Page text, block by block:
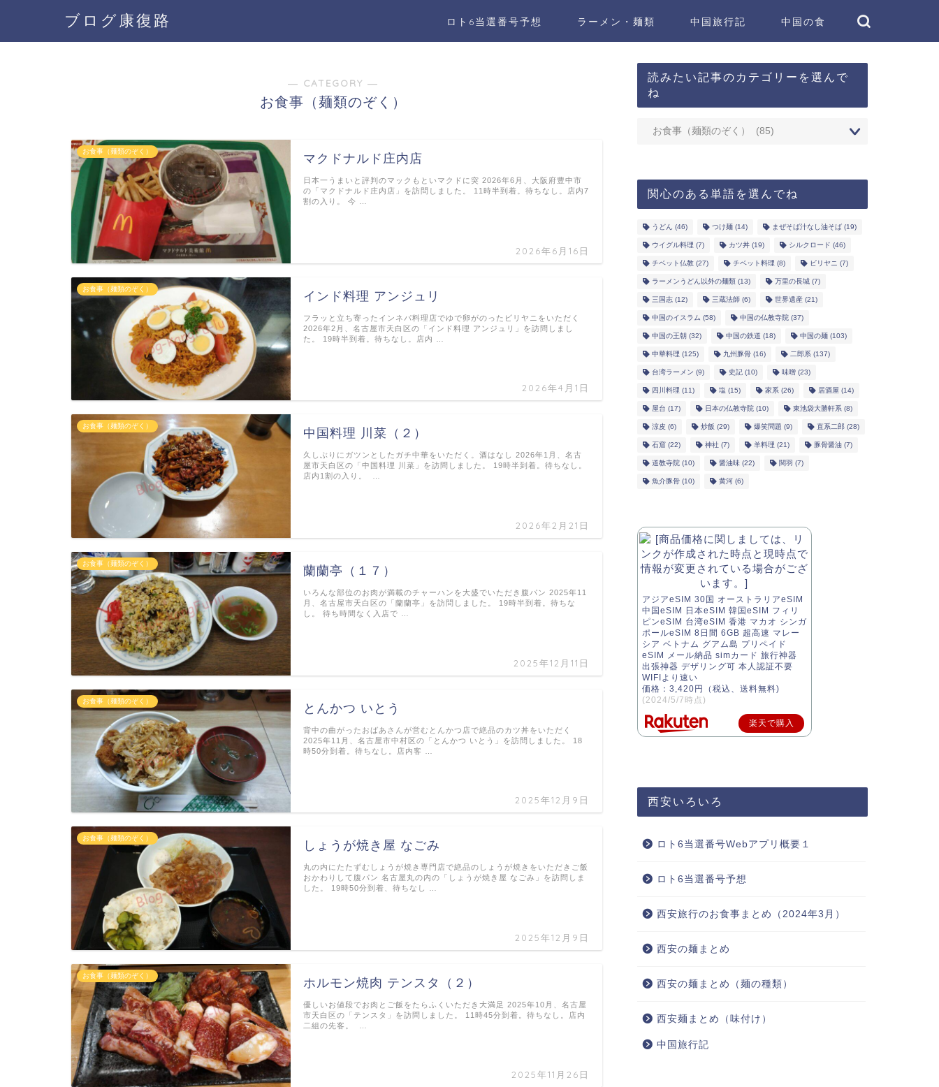
ブログ康復路 ロト6当選番号予想 ラーメン・麺類 中国旅行記 中国の食
― CATEGORY ―
お食事（麺類のぞく）
お食事（麺類のぞく）
マクドナルド庄内店
2026年6月16日
日本一うまいと評判のマックもといマクドに突 2026年6月、大阪府豊中市
の「マクドナルド庄内店」を訪問しました。 11時半到着。待ちなし。店内7
割の入り。 今 …
お食事（麺類のぞく）
インド料理 アンジュリ
2026年4月1日
フラッと立ち寄ったインネパ料理店でゆで卵がのったビリヤニをいただく
2026年2月、名古屋市天白区の「インド料理 アンジュリ」を訪問しまし
た。 19時半到着。待ちなし。店内 …
お食事（麺類のぞく）
中国料理 川菜（２）
2026年2月21日
久しぶりにガツンとしたガチ中華をいただく。酒はなし 2026年1月、名古
屋市天白区の「中国料理 川菜」を訪問しました。 19時半到着。待ちなし。
店内1割の入り。 …
お食事（麺類のぞく）
蘭蘭亭（１７）
2025年12月11日
いろんな部位のお肉が満載のチャーハンを大盛でいただき腹パン 2025年11
月、名古屋市天白区の「蘭蘭亭」を訪問しました。 19時半到着。待ちな
し。 待ち時間なく入店で …
お食事（麺類のぞく）
とんかつ いとう
2025年12月9日
背中の曲がったおばあさんが営むとんかつ店で絶品のカツ丼をいただく
2025年11月、名古屋市中村区の「とんかつ いとう」を訪問しました。 18
時50分到着。待ちなし。店内客 …
お食事（麺類のぞく）
しょうが焼き屋 なごみ
2025年12月9日
丸の内にたたずむしょうが焼き専門店で絶品のしょうが焼きをいただきご飯
おかわりして腹パン 名古屋丸の内の「しょうが焼き屋 なごみ」を訪問しま
した。 19時50分到着、待ちなし …
お食事（麺類のぞく）
ホルモン焼肉 テンスタ（２）
2025年11月26日
優しいお値段でお肉とご飯をたらふくいただき大満足 2025年10月、名古屋
市天白区の「テンスタ」を訪問しました。 11時45分到着。待ちなし。店内
二組の先客。 …
読みたい記事のカテゴリーを選んで
ね
関心のある単語を選んでね
うどん (46) つけ麺(14) まぜそば汁なし油そば(19)
ウイグル料理 (7) カツ丼(19) シルクロード (46)
チベット仏教(27) チベット料理 (8) ビリヤニ (7)
ラーメンうどん以外の麺類(13) 万里の長城(7)
三国志(12) 三蔵法師 (6) 世界遺産(21)
中国のイスラム (58) 中国の仏教寺院(37)
中国の王朝 (32) 中国の鉄道 (18) 中国の麺(103)
中華料理 (125) 九州豚骨(16) 二郎系 (137)
台湾ラーメン (9) 史記(10) 味噌(23)
四川料理 (11) 塩 (15) 家系 (26) 居酒屋 (14)
屋台 (17) 日本の仏教寺院(10) 東池袋大勝軒系 (8)
涼皮 (6) 炒飯 (29) 爆笑問題 (9) 直系二郎(28)
石窟(22) 神社(7) 羊料理 (21) 豚骨醤油(7)
道教寺院(10) 醤油味(22) 関羽 (7)
魚介豚骨(10) 黄河(6)
アジアeSIM 30国 オーストラリアeSIM
中国eSIM 日本eSIM 韓国eSIM フィリ
ピンeSIM 台湾eSIM 香港 マカオ シンガ
ポールeSIM 8日間 6GB 超高速 マレー
シア ベトナム グアム島 プリペイド
eSIM メール納品 simカード 旅行神器
出張神器 デザリング可 本人認証不要
WIFIより速い
価格：3,420円（税込、送料無料)
(2024/5/7時点)
楽天で購入
西安いろいろ
ロト6当選番号Webアプリ概要１
ロト6当選番号予想
西安旅行のお食事まとめ（2024年3月）
西安の麺まとめ
西安の麺まとめ（麺の種類）
西安麺まとめ（味付け）
中国旅行記